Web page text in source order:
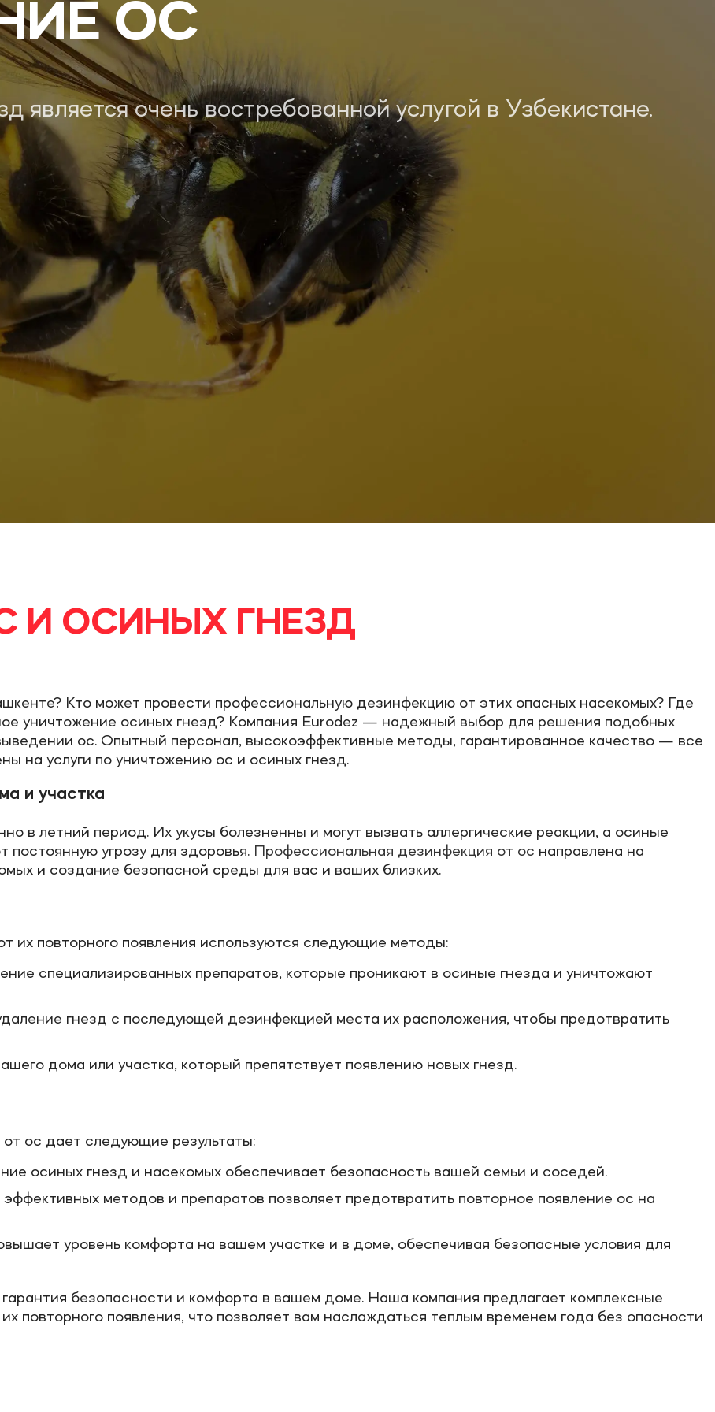
ОС
является очень востребованной услугой в Узбекистане.
И ОСИНЫХ ГНЕЗД
Кто может провести профессиональную дезинфекцию от этих опасных насекомых? Где
уничтожение осиных гнезд? Компания Eurodez — надежный выбор для решения подобных
ос. Опытный персонал, высокоэффективные методы, гарантированное качество — все
на услуги по уничтожению ос и осиных гнезд.
и участка
в летний период. Их укусы болезненны и могут вызвать аллергические реакции, а осиные
угрозу для здоровья. Профессиональная дезинфекция от ос направлена на
и создание безопасной среды для вас и ваших близких.
их повторного появления используются следующие методы:
специализированных препаратов, которые проникают в осиные гнезда и уничтожают
гнезд с последующей дезинфекцией места их расположения, чтобы предотвратить
дома или участка, который препятствует появлению новых гнезд.
ос дает следующие результаты:
осиных гнезд и насекомых обеспечивает безопасность вашей семьи и соседей.
методов и препаратов позволяет предотвратить повторное появление ос на
уровень комфорта на вашем участке и в доме, обеспечивая безопасные условия для
безопасности и комфорта в вашем доме. Наша компания предлагает комплексные
повторного появления, что позволяет вам наслаждаться теплым временем года без опасности